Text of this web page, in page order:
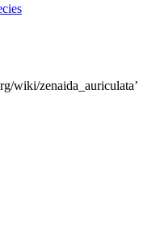
wiki/zenaida_auriculata’